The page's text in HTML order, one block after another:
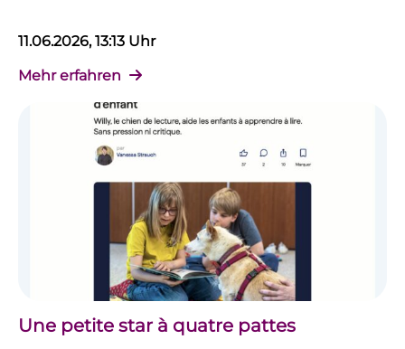
11.06.2026, 13:13 Uhr
Mehr erfahren
Une petite star à quatre pattes